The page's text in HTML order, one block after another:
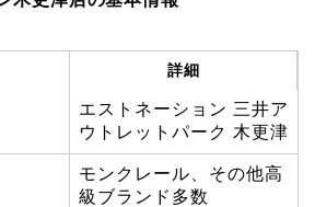
詳細
エストネーション 三井ア
ウトレットパーク 木更津
モンクレール、その他高
級ブランド多数